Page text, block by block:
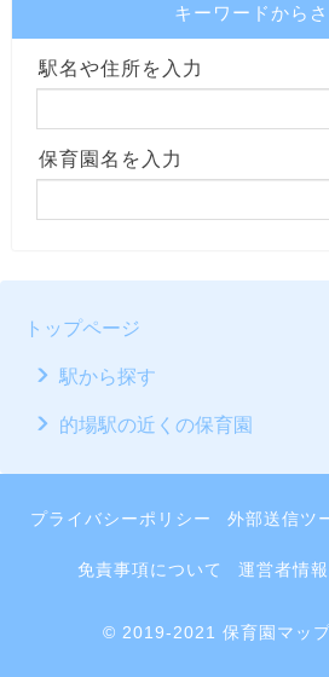
キーワードから
駅名や住所を入力
保育園名を入力
トップページ
駅から探す
的場駅の近くの保育園
プライバシーポリシー 外部送信ツ
免責事項について 運営者情報
© 2019-2021 保育園マッ